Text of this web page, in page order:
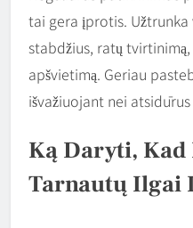
tai gera įprotis.
stabdžius, ratų
apšvietimą. Geriau
išvažiuojant nei
Ką Daryti,
Tarnautų Ilgai